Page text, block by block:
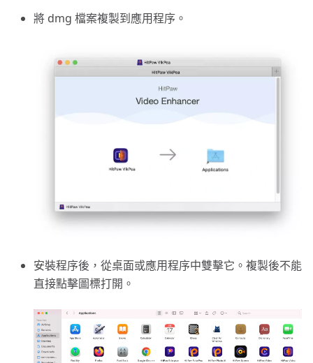
將 dmg 檔案複製到應用程序。
安裝程序後，從桌面或應用程序中雙擊它。複製後不能
直接點擊圖標打開。